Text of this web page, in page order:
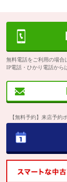
無料電話をご利用の場合
IP電話・ひかり電話から
【無料予約】来店予約